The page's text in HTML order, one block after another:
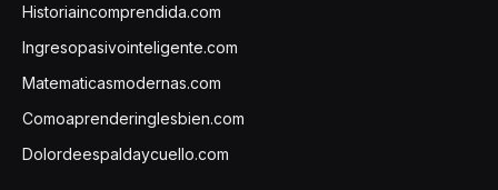
Historiaincomprendida.com
Ingresopasivointeligente.com
Matematicasmodernas.com
Comoaprenderinglesbien.com
Dolordeespaldaycuello.com